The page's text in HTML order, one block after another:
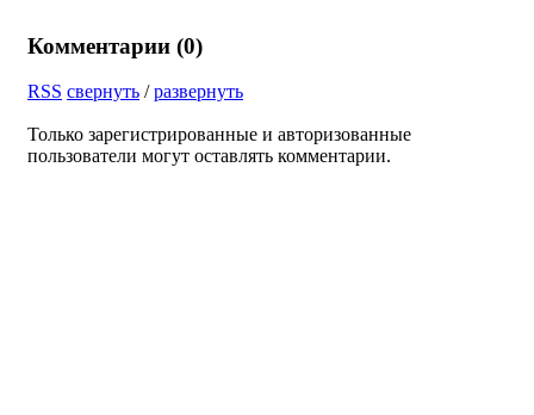
Комментарии (0)
RSS свернуть /развернуть
Только зарегистрированные и авторизованные
пользователи могут оставлять комментарии.